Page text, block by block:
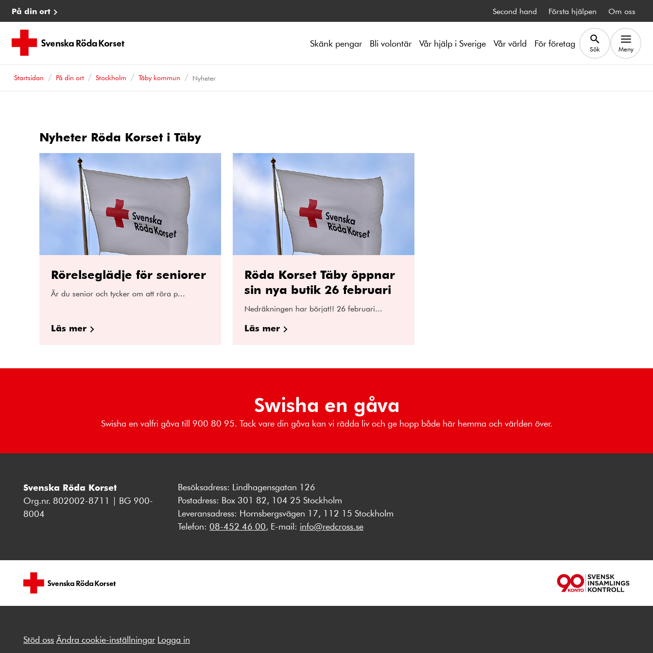
På din ort Second hand Första hjälpen Om oss
Skänk pengar Bli volontär Vår hjälp i Sverige Vår värld För företag Sök Meny
Startsidan På din ort Stockholm Täby kommun Nyheter
Nyheter Röda Korset i Täby
Rörelseglädje för seniorer
Är du senior och tycker om att röra p...
Läs mer
Röda Korset Täby öppnar
sin nya butik 26 februari
Nedräkningen har börjat!! 26 februari...
Läs mer
Swisha en gåva
Swisha en valfri gåva till 900 80 95. Tack vare din gåva kan vi rädda liv och ge hopp både här hemma och världen över.
Svenska Röda Korset
Org.nr. 802002-8711 | BG 900-
8004
Besöksadress: Lindhagensgatan 126
Postadress: Box 301 82, 104 25 Stockholm
Leveransadress: Hornsbergsvägen 17, 112 15 Stockholm
Telefon: 08-452 46 00, E-mail: info@redcross.se
Stöd oss Ändra cookie-inställningar Logga in